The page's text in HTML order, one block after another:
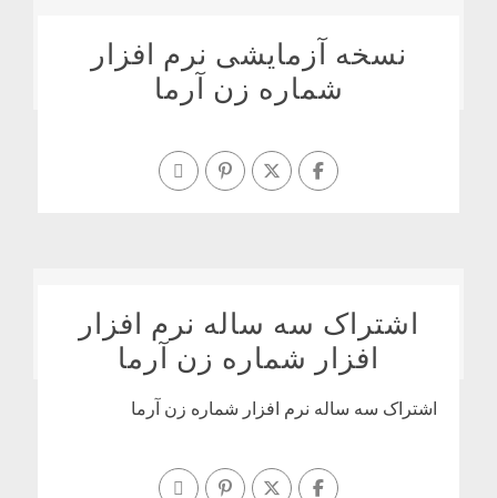
نسخه آزمایشی نرم افزار
شماره زن آرما
اشتراک سه ساله نرم افزار
افزار شماره زن آرما
اشتراک سه ساله نرم افزار شماره زن آرما